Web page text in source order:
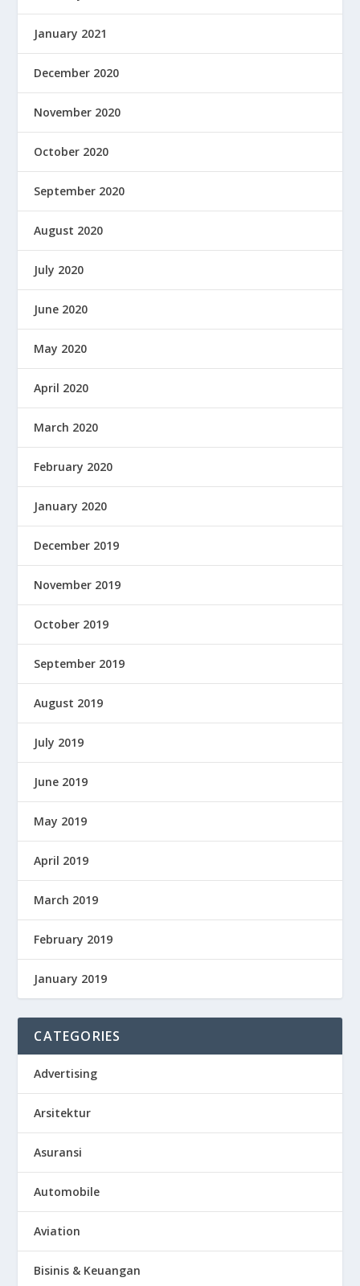
January 2021
December 2020
November 2020
October 2020
September 2020
August 2020
July 2020
June 2020
May 2020
April 2020
March 2020
February 2020
January 2020
December 2019
November 2019
October 2019
September 2019
August 2019
July 2019
June 2019
May 2019
April 2019
March 2019
February 2019
January 2019
CATEGORIES
Advertising
Arsitektur
Asuransi
Automobile
Aviation
Bisinis & Keuangan